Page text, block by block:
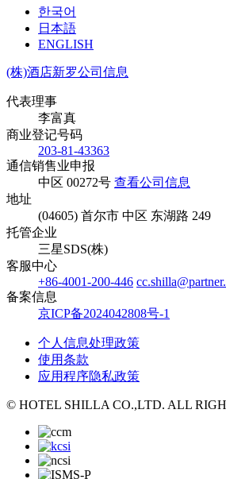
한국어
日本語
ENGLISH
(株)酒店新罗公司信息
代表理事
李富真
商业登记号码
203-81-43363
通信销售业申报
中区 00272号 查看公司信息
地址
(04605) 首尔市 中区 东湖路 249
托管企业
三星SDS(株)
客服中心
+86-4001-200-446
备案信息
京ICP备2024042808号-1
个人信息处理政策
使用条款
应用程序隐私政策
© HOTEL SHILLA CO.,LTD. ALL